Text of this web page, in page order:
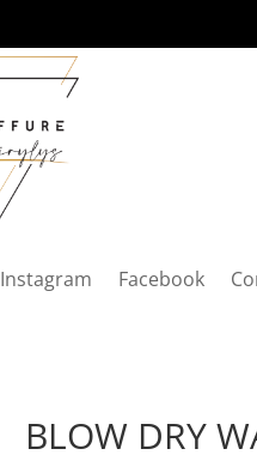
Instagram Facebook
BLOW DRY